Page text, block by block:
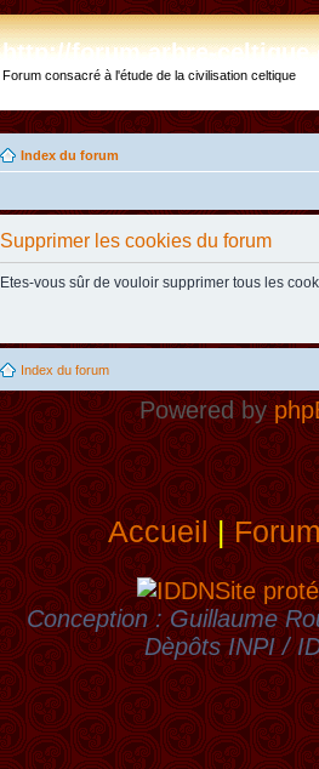
http://forum.arbre-
Forum consacré à l'étude de la civilisation celtique
Index du forum
Supprimer les cookies du forum
Etes-vous sûr de vouloir supprimer tous les
Index du forum
Powered by
Accueil|
Site
Conception : Guillaume
Dèpôts INPI /